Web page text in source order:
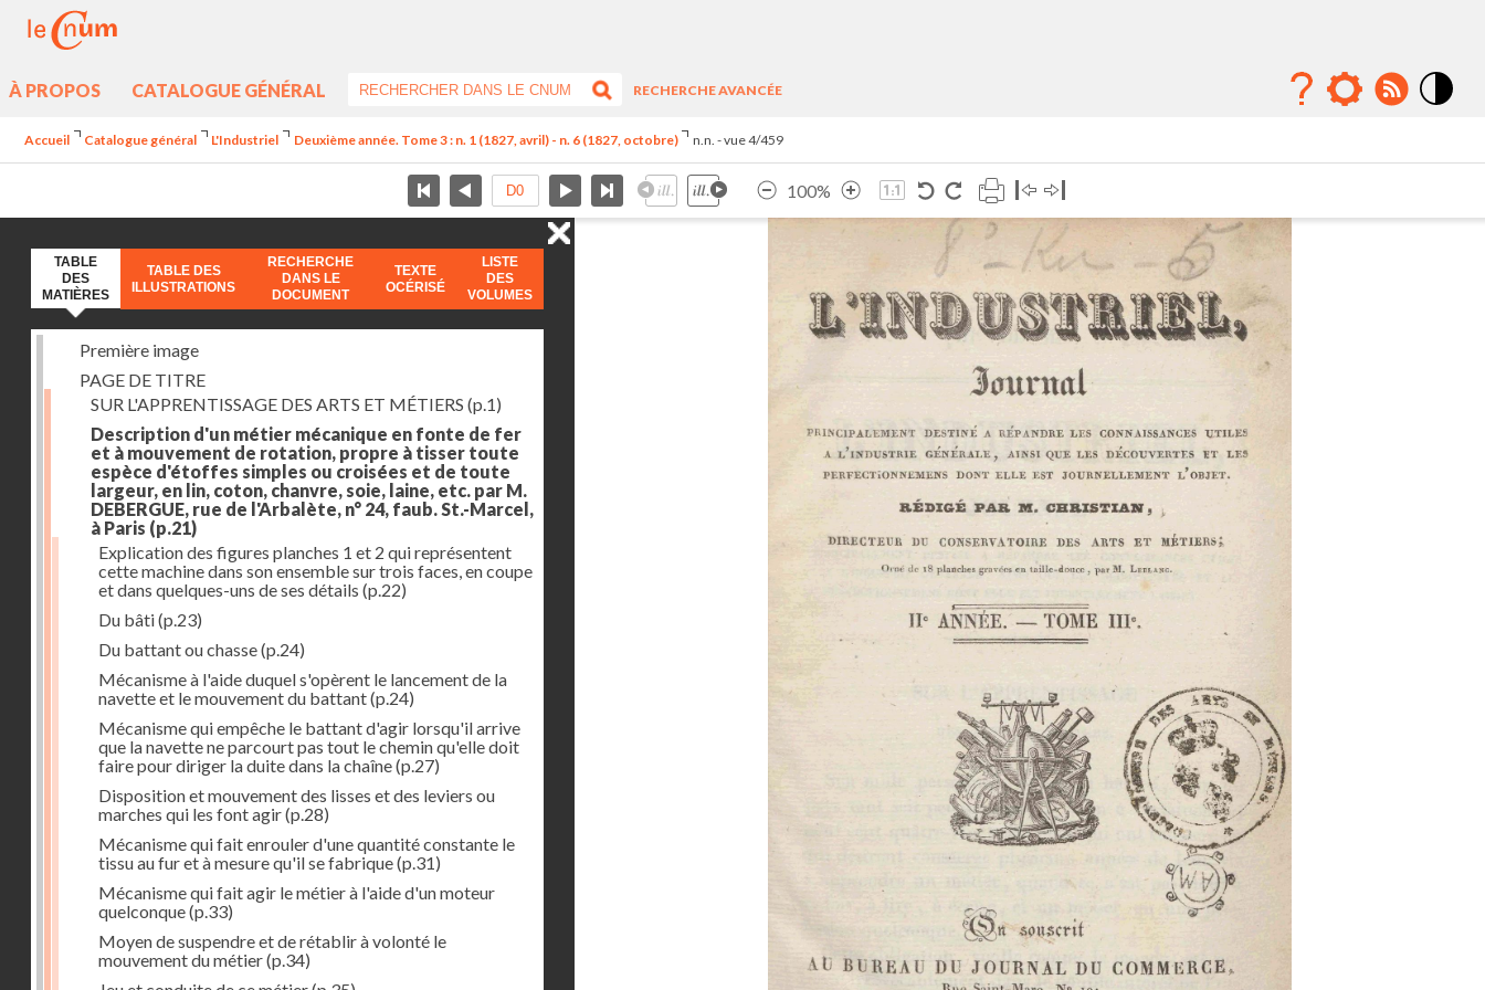
À PROPOS CATALOGUE GÉNÉRAL
RECHERCHE AVANCÉE
Accueil Catalogue général L'Industriel Deuxième année. Tome 3 : n. 1 (1827, avril) - n. 6 (1827, octobre) n.n. - vue 4/459
100%
TABLE
DES
MATIÈRES
TABLE DES
ILLUSTRATIONS
RECHERCHE
DANS LE
DOCUMENT
TEXTE
OCÉRISÉ
LISTE
DES
VOLUMES
Première image
PAGE DE TITRE
SUR L'APPRENTISSAGE DES ARTS ET MÉTIERS (p.1)
Description d'un métier mécanique en fonte de fer
et à mouvement de rotation, propre à tisser toute
espèce d'étoffes simples ou croisées et de toute
largeur, en lin, coton, chanvre, soie, laine, etc. par M.
DEBERGUE, rue de l'Arbalète, n° 24, faub. St.-Marcel,
à Paris (p.21)
Explication des figures planches 1 et 2 qui représentent
cette machine dans son ensemble sur trois faces, en coupe
et dans quelques-uns de ses détails (p.22)
Du bâti(p.23)
Du battant ou chasse(p.24)
Mécanisme à l'aide duquel s'opèrent le lancement de la
navette et le mouvement du battant(p.24)
Mécanisme qui empêche le battant d'agir lorsqu'il arrive
que la navette ne parcourt pas tout le chemin qu'elle doit
faire pour diriger la duite dans la chaîne(p.27)
Disposition et mouvement des lisses et des leviers ou
marches qui les font agir(p.28)
Mécanisme qui fait enrouler d'une quantité constante le
tissu au fur et à mesure qu'il se fabrique(p.31)
Mécanisme qui fait agir le métier à l'aide d'un moteur
quelconque(p.33)
Moyen de suspendre et de rétablir à volonté le
mouvement du métier(p.34)